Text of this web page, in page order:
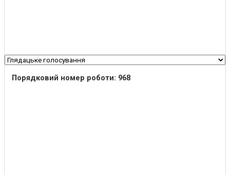
Порядковий номер роботи: 968